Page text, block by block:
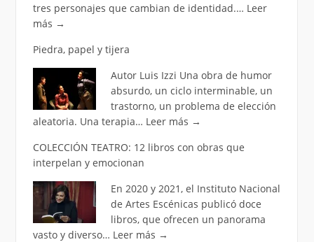
tres personajes que cambian de identidad.… Leer
más →
Piedra, papel y tijera
Autor Luis Izzi Una obra de humor
absurdo, un ciclo interminable, un
trastorno, un problema de elección
aleatoria. Una terapia… Leer más →
COLECCIÓN TEATRO: 12 libros con obras que
interpelan y emocionan
En 2020 y 2021, el Instituto Nacional
de Artes Escénicas publicó doce
libros, que ofrecen un panorama
vasto y diverso… Leer más →